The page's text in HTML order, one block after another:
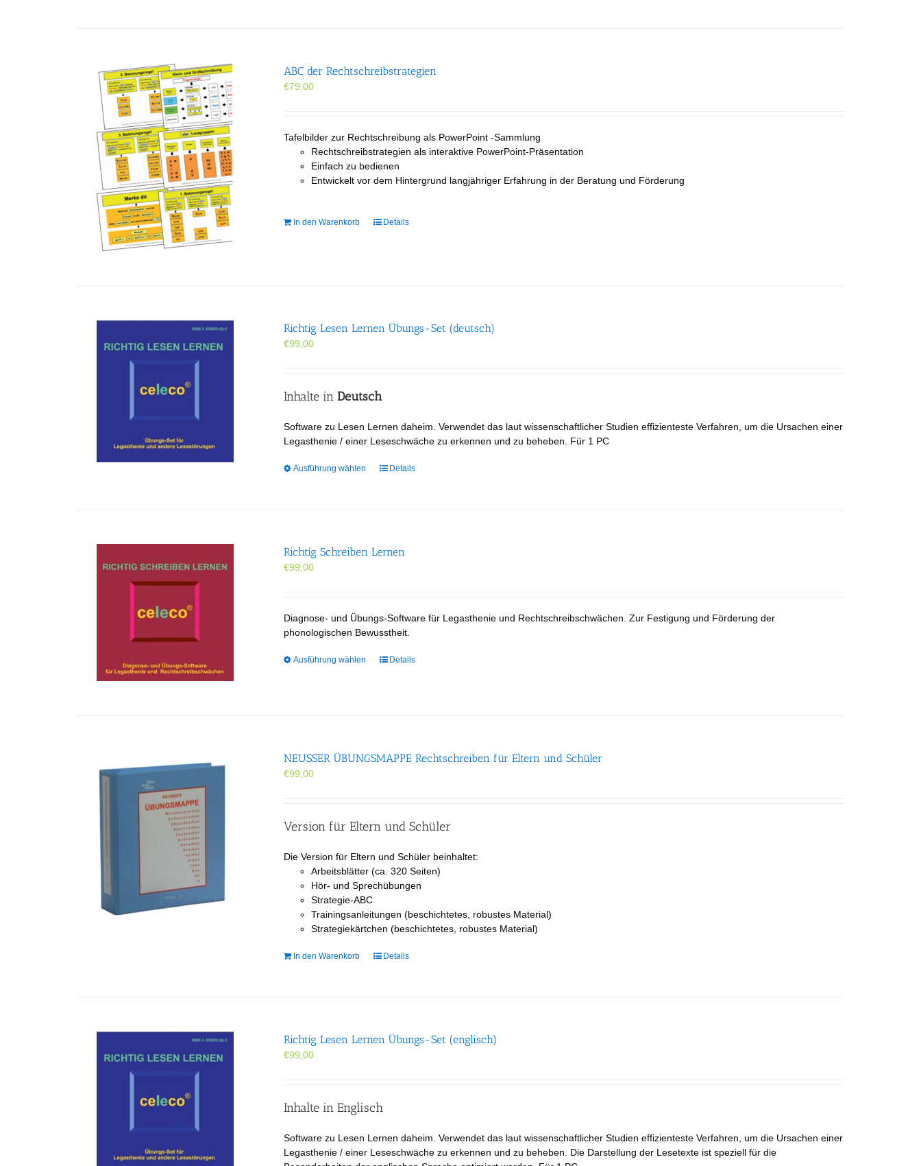
ABC der Rechtschreibstrategien
€79,00
Tafelbilder zur Rechtschreibung als PowerPoint -Sammlung
Rechtschreibstrategien als interaktive PowerPoint-Präsentation
Einfach zu bedienen
Entwickelt vor dem Hintergrund langjähriger Erfahrung in der Beratung und Förderung
In den Warenkorb Details
Richtig Lesen Lernen Übungs-Set (deutsch)
€99,00
Inhalte in Deutsch
Software zu Lesen Lernen daheim. Verwendet das laut wissenschaftlicher Studien effizienteste Verfahren, um die Ursachen einer
Legasthenie / einer Leseschwäche zu erkennen und zu beheben. Für 1 PC
Ausführung wählen
Dieses
Die
der
Produktseite
werden
Details
Richtig Schreiben Lernen
€99,00
Diagnose- und Übungs-Software für Legasthenie und Rechtschreibschwächen. Zur Festigung und Förderung der
phonologischen Bewusstheit.
Ausführung wählen
Dieses
Optionen
gewählt
Details
NEUSSER ÜBUNGS­MAPPE Rechtschreiben für Eltern und Schüler
€99,00
Version für Eltern und Schüler
Die Version für Eltern und Schüler beinhaltet:
Arbeitsblätter (ca. 320 Seiten)
Hör- und Sprechübungen
Strategie-ABC
Trainingsanleitungen (beschichtetes, robustes Material)
Strategiekärtchen (beschichtetes, robustes Material)
In den Warenkorb Details
Richtig Lesen Lernen Übungs-Set (englisch)
€99,00
Inhalte in Englisch
Software zu Lesen Lernen daheim. Verwendet das laut wissenschaftlicher Studien effizienteste Verfahren, um die Ursachen einer
Legasthenie / einer Leseschwäche zu erkennen und zu beheben. Die Darstellung der Lesetexte ist speziell für die